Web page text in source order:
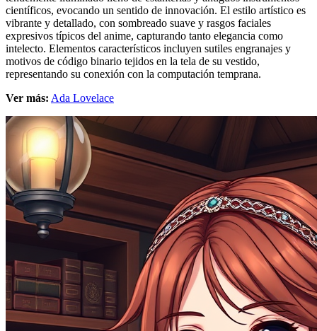
científicos, evocando un sentido de innovación. El estilo artístico es
vibrante y detallado, con sombreado suave y rasgos faciales
expresivos típicos del anime, capturando tanto elegancia como
intelecto. Elementos característicos incluyen sutiles engranajes y
motivos de código binario tejidos en la tela de su vestido,
representando su conexión con la computación temprana.
Ver más: Ada Lovelace